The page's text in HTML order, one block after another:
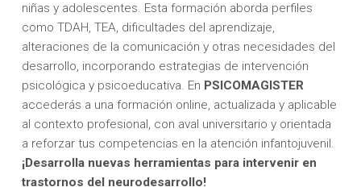
niñas y adolescentes. Esta formación aborda perfiles
como TDAH, TEA, dificultades del aprendizaje,
alteraciones de la comunicación y otras necesidades del
desarrollo, incorporando estrategias de intervención
psicológica y psicoeducativa. En PSICOMAGISTER
accederás a una formación online, actualizada y aplicable
al contexto profesional, con aval universitario y orientada
a reforzar tus competencias en la atención infantojuvenil.
¡Desarrolla nuevas herramientas para intervenir en
trastornos del neurodesarrollo!